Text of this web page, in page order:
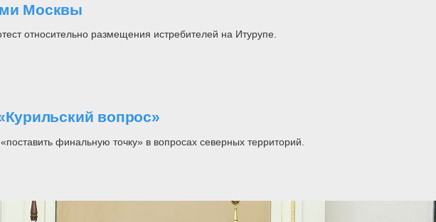
Москвы
относительно размещения истребителей на Итурупе.
вопрос»
финальную точку» в вопросах северных территорий.